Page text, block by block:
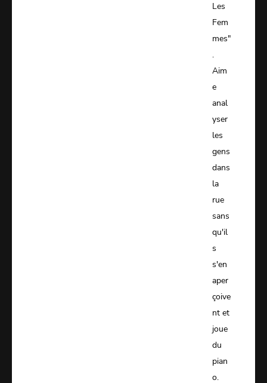
Les
Fem
mes"
.
Aim
e
anal
yser
les
gens
dans
la
rue
sans
qu'il
s
s'en
aper
çoive
nt et
joue
du
pian
o.